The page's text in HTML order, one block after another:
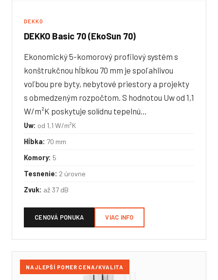
DEKKO
DEKKO Basic 70 (EkoSun 70)
Ekonomický 5-komorový profilový systém s
konštrukčnou hĺbkou 70 mm je spoľahlivou
voľbou pre byty, nebytové priestory a projekty
s obmedzeným rozpočtom. S hodnotou Uw od 1,1
W/m²K poskytuje solídnu tepelnú…
Uw: od 1,1 W/m²K
Hĺbka: 70 mm
Komory: 5
Tesnenie: 2 úrovne
Zvuk: až 37 dB
CENOVÁ PONUKA VIAC INFO
NAJLEPŠÍ POMER CENA/KVALITA